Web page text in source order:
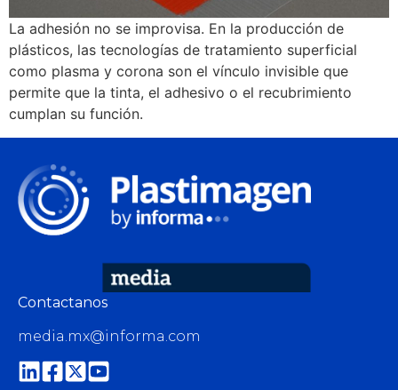
La adhesión no se improvisa. En la producción de
plásticos, las tecnologías de tratamiento superficial
como plasma y corona son el vínculo invisible que
permite que la tinta, el adhesivo o el recubrimiento
cumplan su función.
Contactanos
media.mx@informa.com